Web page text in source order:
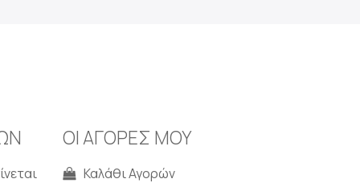
ΟΙ ΑΓΟΡΕΣ ΜΟΥ
Καλάθι Αγορών